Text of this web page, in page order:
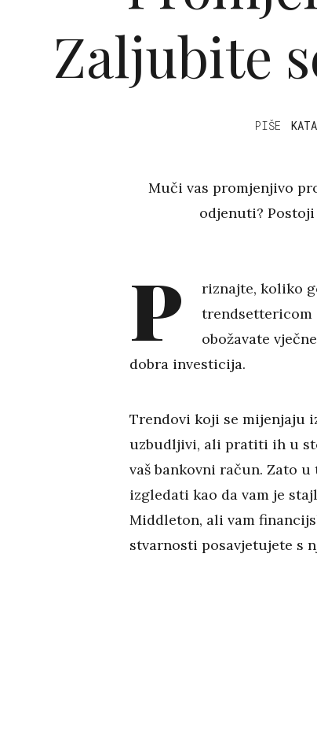
Zaljubite
PIŠE
Muči vas promjenjivo
odjenuti? Postoji
P
riznajte, koliko
trendsettericom
obožavate
dobra investicija.
Trendovi koji se mijenjaju
uzbudljivi, ali pratiti ih u
vaš bankovni račun. Zato
izgledati kao da vam je
Middleton, ali vam
stvarnosti posavjetujete s